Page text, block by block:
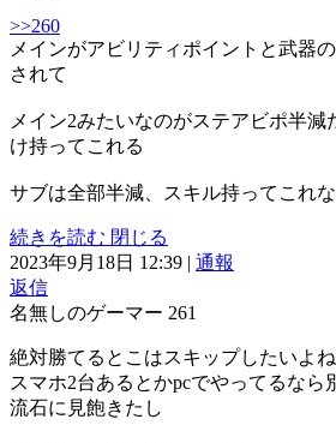
>>260
メインがアビリティポイントと武器
されて
メイン2みたいなのがステアビポ半
け持ってこれる
サブは全部半減、スキル持ってこれ
続きを読む 閉じる
2023年9月18日 12:39 | 通報
返信
名無しのゲーマー 261
絶対勝てるとこはスキップしたいよ
スマホ2台あるとかpcでやってるなら
流石に見飽きたし